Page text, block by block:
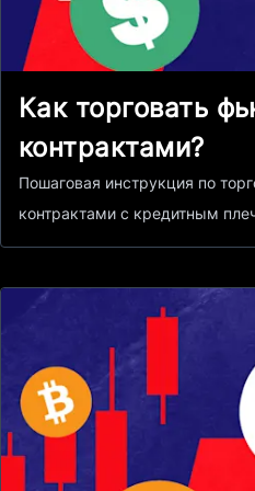
Как торговать
контрактами?
Пошаговая инструкция по
контрактами с кредитным